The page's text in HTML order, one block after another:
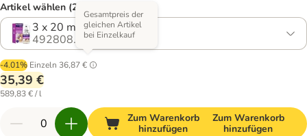
Artikel wählen (2 Varianten)
3 x 20 ml
492808.5
-4.01% Einzeln 36,87 €
Gesamtpreis der
gleichen Artikel
bei Einzelkauf
35,39 €
589,83 € / l
Zum Warenkorb
hinzufügen
Zum Warenkorb
hinzufügen